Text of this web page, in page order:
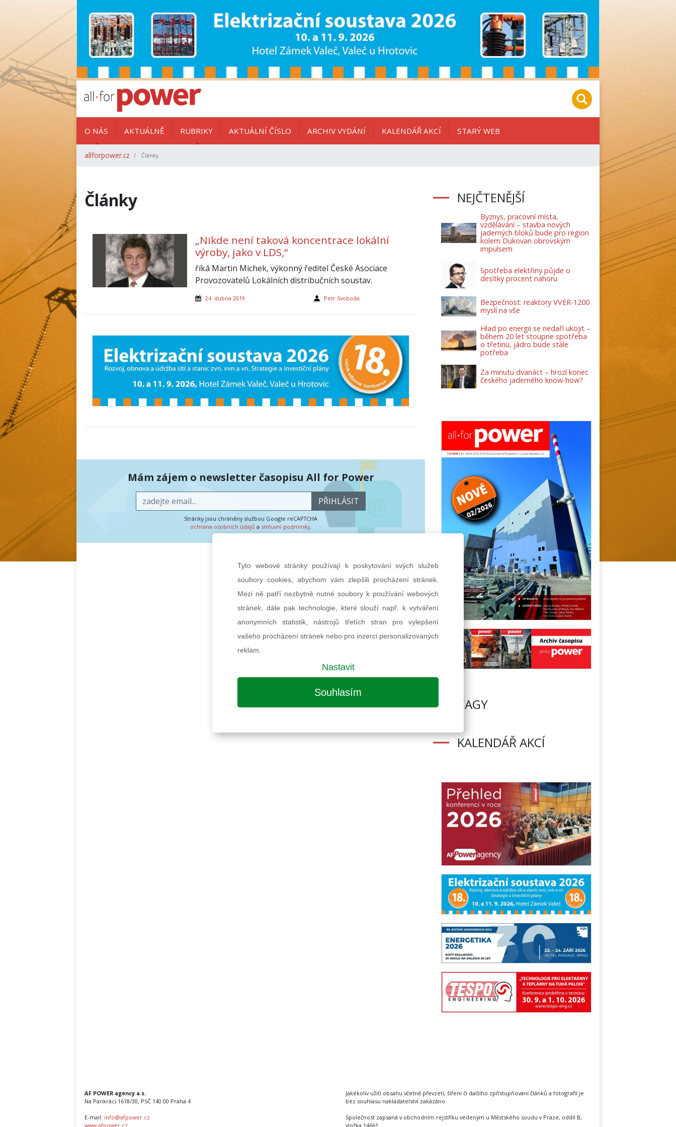
O NÁS AKTUÁLNĚ RUBRIKY AKTUÁLNÍ ČÍSLO ARCHIV VYDÁNÍ KALENDÁŘ AKCÍ STARÝ WEB
allforpower.cz Články
Články
„Nikde není taková koncentrace lokální
výroby, jako v LDS,“
říká Martin Michek, výkonný ředitel České Asociace
Provozovatelů Lokálních distribučních soustav.
24. dubna 2019 Petr Svoboda
Mám zájem o newsletter časopisu All for Power
PŘIHLÁSIT
Stránky jsou chráněny službou Google reCAPTCHA
ochrana osobních údajů a smluvní podmínky.
NEJČTENĚJŠÍ
Byznys, pracovní místa,
vzdělávání – stavba nových
jaderných bloků bude pro region
kolem Dukovan obrovským
impulsem
Spotřeba elektřiny půjde o
desítky procent nahoru
Bezpečnost: reaktory VVER-1200
myslí na vše
Hlad po energii se nedaří ukojit –
během 20 let stoupne spotřeba
o třetinu, jádro bude stále
potřeba
Za minutu dvanáct – hrozí konec
českého jaderného know-how?
TAGY
KALENDÁŘ AKCÍ
AF POWER agency a.s.
Na Pankráci 1618/30, PSČ 140 00 Praha 4
E-mail: info@afpower.cz
www.afpower.cz
Jakékoliv užití obsahu včetně převzetí, šíření či dalšího zpřístupňování článků a fotografií je
bez souhlasu nakladatelství zakázáno.
Společnost zapsaná v obchodním rejstříku vedeným u Městského soudu v Praze, oddíl B,
vložka 14661.
Tyto webové stránky používají k poskytování svých služeb
soubory cookies, abychom vám zlepšili procházení stránek.
Mezi ně patří nezbytně nutné soubory k používání webových
stránek, dále pak technologie, které slouží např. k vytváření
anonymních statistik, nástrojů třetích stran pro vylepšení
vašeho procházení stránek nebo pro inzerci personalizovaných
reklam.
Nastavit
Souhlasím